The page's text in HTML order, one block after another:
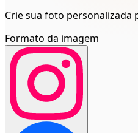
Crie sua foto personalizada
Formato da imagem